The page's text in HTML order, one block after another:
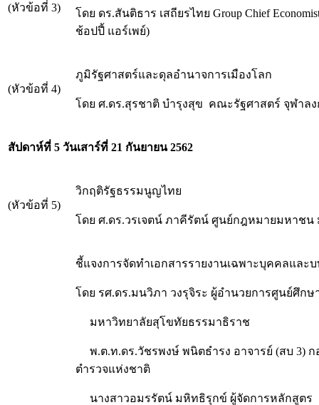
(หัวข้อที่ 3)
โดย ดร.สันติธาร เสถียรไทย Group Chief
ช้อปปี้ แอร์เพย์)
(หัวข้อที่ 4)
ภูมิรัฐศาสตร์และดุลอำนาจการเมืองโลก
โดย ศ.ดร.สุรชาติ บำรุงสุข คณะรัฐศาสตร์ จุฬาล
สัปดาห์ที่ 5 วันเสาร์ที่ 21 กันยายน 2562
(หัวข้อที่ 5)
วิกฤติรัฐธรรมนูญไทย
โดย ศ.ดร.วรเจตน์ ภาคีรัตน์ ศูนย์กฎหมายมหาชน
ชี้แจงการจัดทำเอกสารรายงานเฉพาะบุคคลและ
โดย รศ.ดร.มนวิภา วงรุจิระ ผู้อำนวยการศูนย์ศึกษ
มหาวิทยาลัยสุโขทัยธรรมาธิราช
พ.ต.ท.ดร.วัชรพงษ์ พนิตธำรง อาจารย์ (สบ 3)
ตำรวจแห่งชาติ
นางสาวอมรรัตน์ มหิทธิรุกข์ ผู้จัดการหลักสูตร